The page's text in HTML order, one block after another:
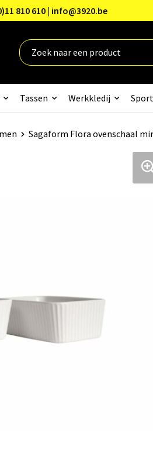
810 610 | info@3920.be
Tassen Werkkledij Sport
Sagaform Flora ovenschaal